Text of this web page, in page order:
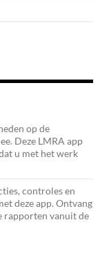
op de
Deze LMRA app
u met het werk
controles en
deze app. Ontvang
rapporten vanuit de